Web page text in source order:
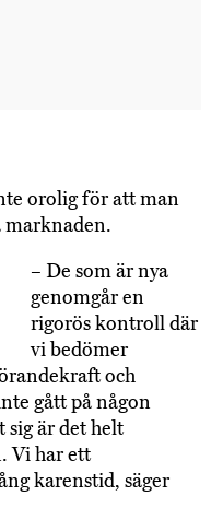
orolig för att man
marknaden.
– De som är nya
genomgår en
rigorös kontroll där
vi bedömer
och
gått på någon
sig är det helt
Vi har ett
karenstid, säger